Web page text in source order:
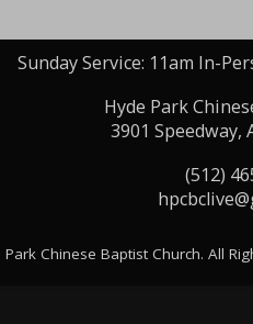
Sunday Service: 11am In-
Hyde Park
3901 Speedway,
(512)
Chinese Baptist Church. All